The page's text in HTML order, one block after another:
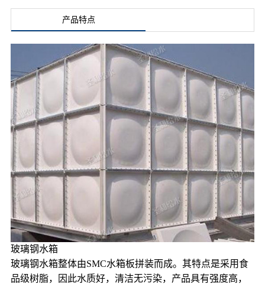
产品特点
玻璃钢水箱
玻璃钢水箱整体由SMC水箱板拼装而成。其特点是采用食
品级树脂，因此水质好，清洁无污染，产品具有强度高，